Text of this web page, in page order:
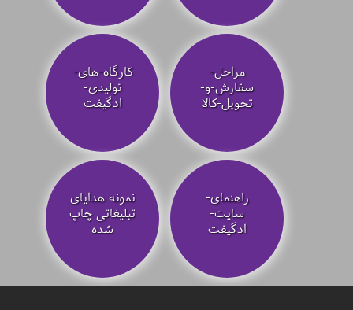
مراحل-
سفارش-و-
تحویل-کالا
کارگاه-های-
تولیدی-
ادگیفت
راهنمای-
سایت-
ادگیفت
نمونه هدایای
تبلیغاتی چاپ
شده